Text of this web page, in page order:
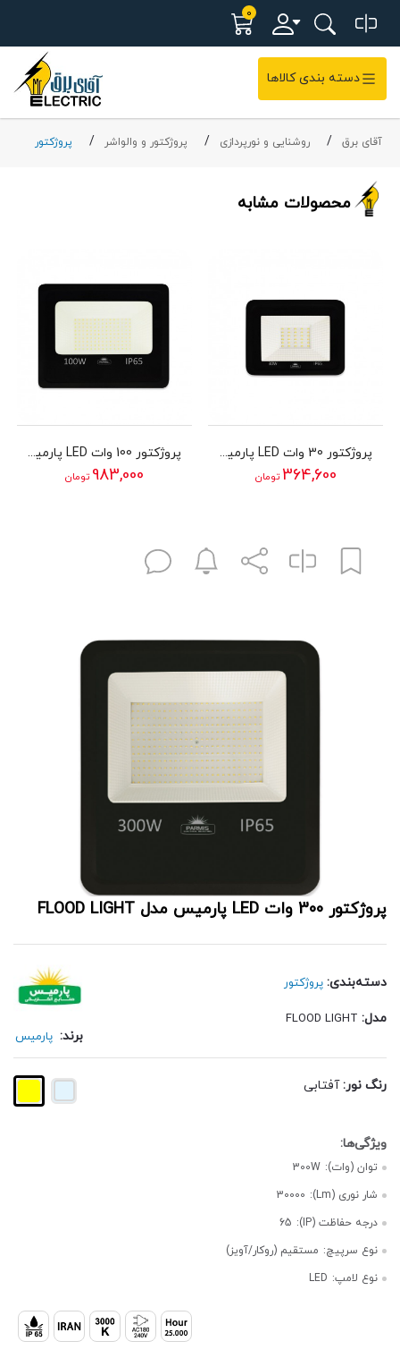
0
دسته بندی کالاها
آقای برق روشنایی و نورپردازی پروژکتور و والواشر پروژکتور
محصولات مشابه
پروژکتور 30 وات LED پارمیس مدل FLOOD LIGHT
364,600 تومان
پروژکتور 100 وات LED پارمیس مدل FLOOD LIGHT
983,000 تومان
پروژکتور 300 وات LED پارمیس مدل FLOOD LIGHT
دسته‌بندی: پروژکتور
مدل:
برند: پارمیس
رنگ نور: آفتابی
توان (وات): 300W
شار نوری (Lm):
30000
درجه حفاظت (IP):
65
نوع سرپیچ: مستقیم (روکار/آویز)
نوع لامپ: LED